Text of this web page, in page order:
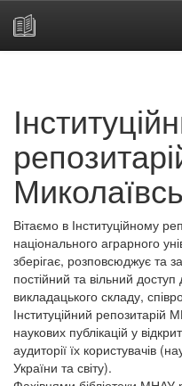
Вітаємо в Інституційному
національного аграрного
зберігає, розповсюджує та
постійний та вільний
викладацького складу,
Інституційний
наукових публікацій у
аудиторії їх користувачів
України та світу).